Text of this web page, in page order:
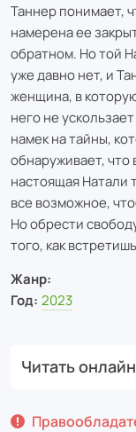
Таннер понимает,
намерена ее
обратном. Но той
уже давно нет, и
женщина, в
него не
намек на тайны,
обнаруживает, что
настоящая Натали
все возможное,
Но обрести
того, как
Жанр:
Год: 2023
Читать онлайн